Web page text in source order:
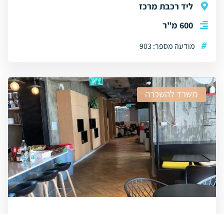
ליד רכבת מרכז
600 מ"ר
# מודעה מספר: 903
משרד להשכרה